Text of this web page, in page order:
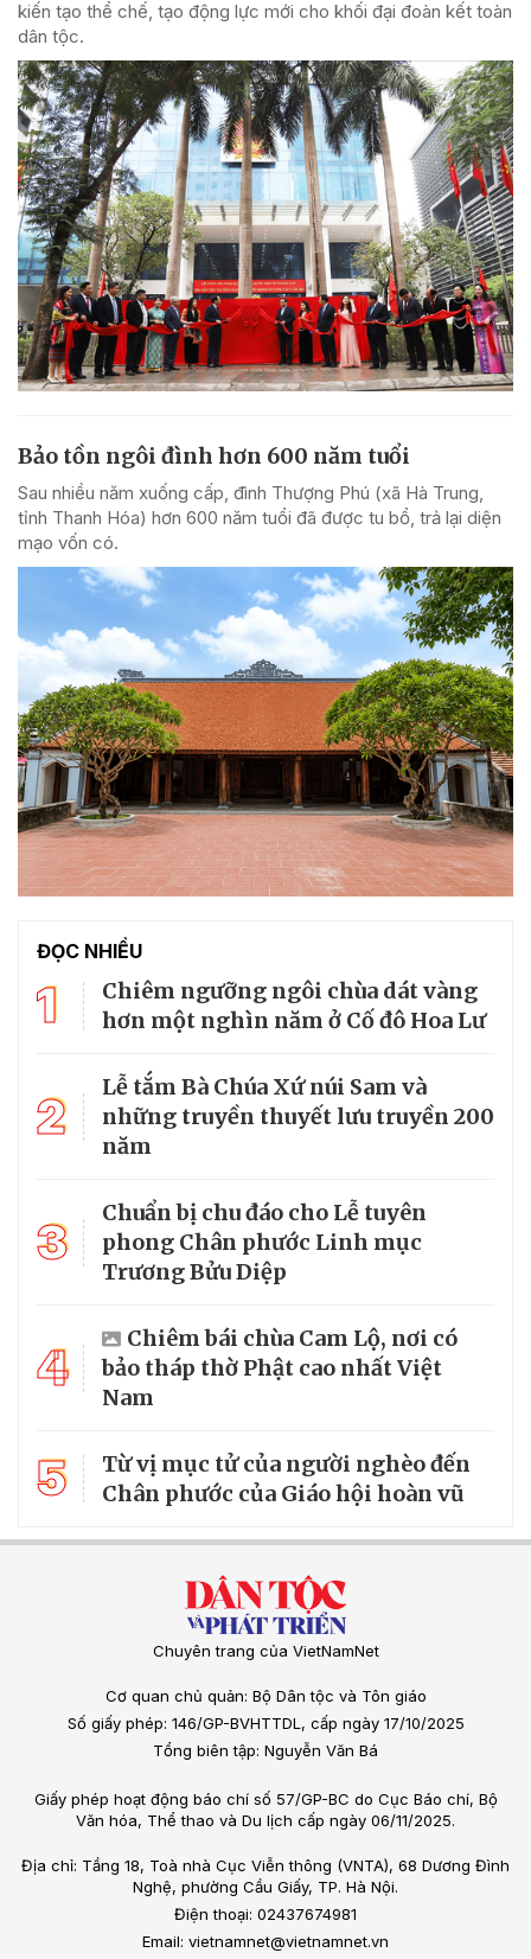
kiến tạo thể chế, tạo động lực mới cho khối đại đoàn kết toàn
dân tộc.
Bảo tồn ngôi đình hơn 600 năm tuổi
Sau nhiều năm xuống cấp, đình Thượng Phú (xã Hà Trung,
tỉnh Thanh Hóa) hơn 600 năm tuổi đã được tu bổ, trả lại diện
mạo vốn có.
ĐỌC NHIỀU
1
Chiêm ngưỡng ngôi chùa dát vàng
hơn một nghìn năm ở Cố đô Hoa Lư
2
Lễ tắm Bà Chúa Xứ núi Sam và
những truyền thuyết lưu truyền 200
năm
3
Chuẩn bị chu đáo cho Lễ tuyên
phong Chân phước Linh mục
Trương Bửu Diệp
4
Chiêm bái chùa Cam Lộ, nơi có
bảo tháp thờ Phật cao nhất Việt
Nam
5
Từ vị mục tử của người nghèo đến
Chân phước của Giáo hội hoàn vũ
Chuyên trang của VietNamNet
Cơ quan chủ quản: Bộ Dân tộc và Tôn giáo
Số giấy phép: 146/GP-BVHTTDL, cấp ngày 17/10/2025
Tổng biên tập: Nguyễn Văn Bá
Giấy phép hoạt động báo chí số 57/GP-BC do Cục Báo chí, Bộ
Văn hóa, Thể thao và Du lịch cấp ngày 06/11/2025.
Địa chỉ: Tầng 18, Toà nhà Cục Viễn thông (VNTA), 68 Dương Đình
Nghệ, phường Cầu Giấy, TP. Hà Nội.
Điện thoại: 02437674981
Email: vietnamnet@vietnamnet.vn